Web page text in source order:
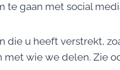
gaan met social
u heeft verstrekt,
wie we delen. Zie